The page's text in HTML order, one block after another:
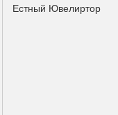
Естный Ювелиртор